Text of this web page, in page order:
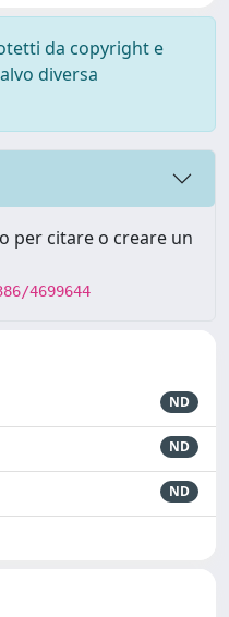
da copyright e
diversa
per citare o creare un
4699644
ND
ND
ND